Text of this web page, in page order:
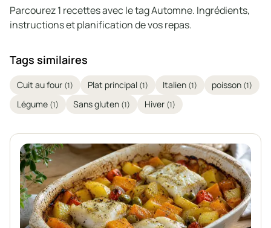
Parcourez 1 recettes avec le tag Automne. Ingrédients,
instructions et planification de vos repas.
Tags similaires
Cuit au four (1) Plat principal (1) Italien (1) poisson (1)
Légume (1) Sans gluten (1) Hiver (1)